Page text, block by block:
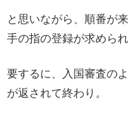
と思いながら、順番が
手の指の登録が求めら
要するに、入国審査の
が返されて終わり。